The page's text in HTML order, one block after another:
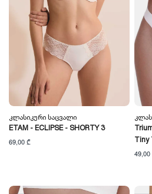
Კლასიკური Საცვალი
ETAM - ECLIPSE - SHORTY 3
69,00 ₾
Tiny